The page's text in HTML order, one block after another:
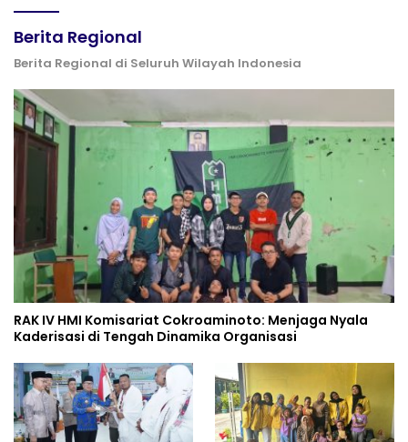
Berita Regional
Berita Regional di Seluruh Wilayah Indonesia
RAK IV HMI Komisariat Cokroaminoto: Menjaga Nyala
Kaderisasi di Tengah Dinamika Organisasi